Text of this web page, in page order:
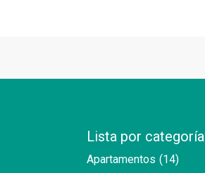
Lista por categoría
Apartamentos (14)